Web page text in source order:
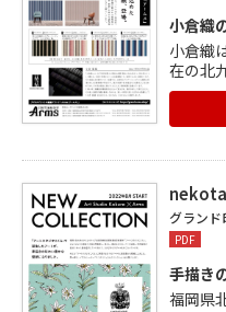
小倉織
小倉織
在の北
れ、全
で丈
やかで
も、新
て「小
誕生。
プリン
グランド
PDF
手描き
福岡県